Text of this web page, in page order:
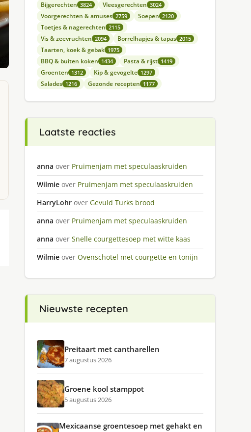
Bijgerechten 3824 Vleesgerechten 3024
Voorgerechten & amuses 2759 Soepen 2120
Toetjes & nagerechten 2115
Vis & zeevruchten 2094 Borrelhapjes & tapas 2015
Taarten, koek & gebak 1975
BBQ & buiten koken 1434 Pasta & rijst 1419
Groenten 1312 Kip & gevogelte 1297
Salades 1216 Gezonde recepten 1177
Laatste reacties
anna over Pruimenjam met speculaaskruiden
Wilmie over Pruimenjam met speculaaskruiden
HarryLohr over Gevuld Turks brood
anna over Pruimenjam met speculaaskruiden
anna over Snelle courgettesoep met witte kaas
Wilmie over Ovenschotel met courgette en tonijn
Nieuwste recepten
Preitaart met cantharellen
7 augustus 2026
Groene kool stamppot
5 augustus 2026
Mexicaanse groentesoep met gehakt en